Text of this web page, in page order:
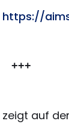
https://
+++
zeigt auf